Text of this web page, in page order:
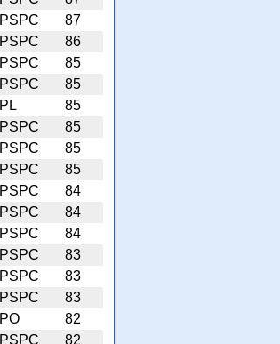
PSPC
87
PSPC
86
PSPC
85
PSPC
85
PL
85
PSPC
85
PSPC
85
PSPC
85
PSPC
84
PSPC
84
PSPC
84
PSPC
83
PSPC
83
PSPC
83
PO
82
PSPC
82